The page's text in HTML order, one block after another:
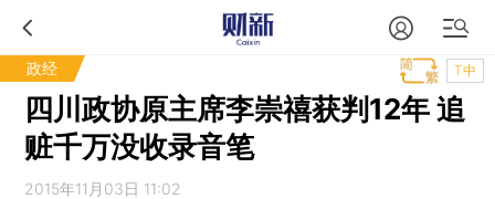
政经 T中
四川政协原主席李崇禧获判12年 追
赃千万没收录音笔
2015年11月03日 11:02